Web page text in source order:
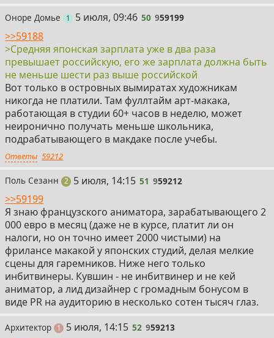
Оноре Домье 1 пост
50
5 июля, 09:46 50 959199
>>59188
>Средняя японская зарплата уже в два раза
превышает российскую, его же зарплата должна быть
не меньше шести раз выше российской
Вот только в островных вымиратах художникам
никогда не платили. Там фуллтайм арт-макака,
работающая в студии 60+ часов в неделю, может
неиронично получать меньше школьника,
подрабатывающего в макдаке после учебы.
Ответы 59212
Поль Сезанн 2поста
51
5 июля, 14:15 51 959212
>>59199
Я знаю французского аниматора, зарабатывающего 2
000 евро в месяц (даже не в курсе, платит ли он
налоги, но он точно имеет 2000 чистыми) на
фрилансе макакой у японских студий, делая мелкие
сцены для гаремников. Ниже него только
инбитвинеры. Кувшин - не инбитвинер и не кей
аниматор, а лид дизайнер с громадным бонусом в
виде PR на аудиторию в несколько сотен тысяч глаз.
Архитектор 1 пост
52
5 июля, 14:15 52 959213